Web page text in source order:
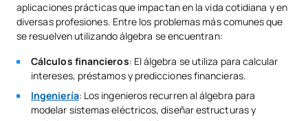
aplicaciones prácticas que impactan en la vida cotidiana y en
diversas profesiones. Entre los problemas más comunes que
se resuelven utilizando álgebra se encuentran:
Cálculos financieros: El álgebra se utiliza para calcular
intereses, préstamos y predicciones financieras.
Ingeniería: Los ingenieros recurren al álgebra para
modelar sistemas eléctricos, diseñar estructuras y